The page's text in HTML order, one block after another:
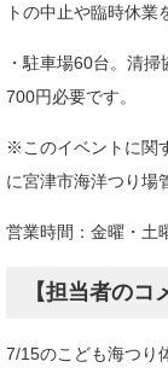
トの中止や臨時休業
・駐車場60台。清
700円必要です。
※このイベントに関
に宮津市海洋つり場
営業時間：金曜・土
【担当者のコ
7/15のこども海つり